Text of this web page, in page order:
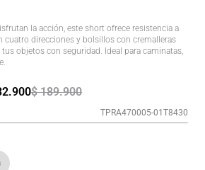
la acción, este short ofrece resistencia a
cuatro direcciones y bolsillos con cremalleras
objetos con seguridad. Ideal para caminatas,
$ 189.900
.900
TPRA470005-01T8430